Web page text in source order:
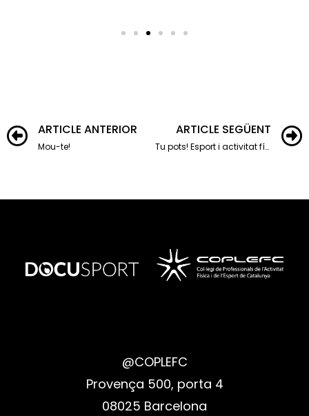
ARTICLE ANTERIOR
Mou-te!
ARTICLE SEGÜENT
Tu pots! Esport i activitat física sense excuses
@COPLEFC
Provença 500, porta 4
08025 Barcelona